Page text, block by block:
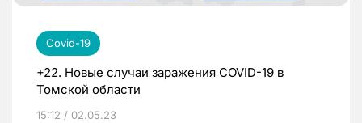
Covid-19
+22. Новые случаи заражения COVID-19 в
Томской области
15:12 / 02.05.23